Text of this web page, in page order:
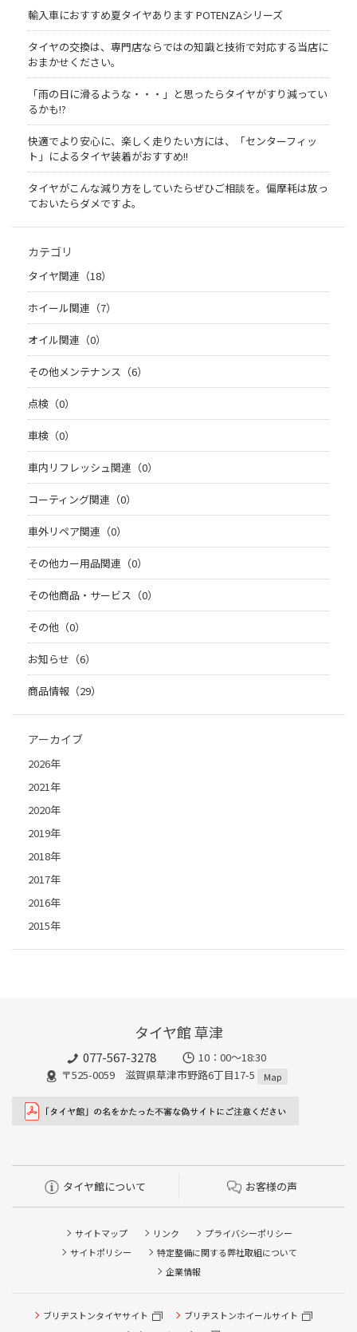
輸入車におすすめ夏タイヤあります POTENZAシリーズ
タイヤの交換は、専門店ならではの知識と技術で対応する当店に
おまかせください。
「雨の日に滑るような・・・」と思ったらタイヤがすり減ってい
るかも!?
快適でより安心に、楽しく走りたい方には、「センターフィッ
ト」によるタイヤ装着がおすすめ!!
タイヤがこんな減り方をしていたらぜひご相談を。偏摩耗は放っ
ておいたらダメですよ。
カテゴリ
タイヤ関連（18）
ホイール関連（7）
オイル関連（0）
その他メンテナンス（6）
点検（0）
車検（0）
車内リフレッシュ関連（0）
コーティング関連（0）
車外リペア関連（0）
その他カー用品関連（0）
その他商品・サービス（0）
その他（0）
お知らせ（6）
商品情報（29）
アーカイブ
2026年
2021年
2020年
2019年
2018年
2017年
2016年
2015年
タイヤ館 草津
077-567-3278
10：00～18:30
〒525-0059 滋賀県草津市野路6丁目17-5
Map
タイヤ館について お客様の声
サイトマップ リンク
プライバシーポリシー
サイトポリシー
特定整備に関する弊社取組について
企業情報
ブリヂストンタイヤサイト
ブリヂストンホイールサイト